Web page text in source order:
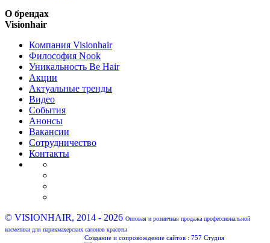
О брендах
Visionhair
Компания Visionhair
Философия Nook
Уникальность Be Hair
Акции
Актуальные тренды
Видео
События
Анонсы
Вакансии
Сотрудничество
Контакты
© VISIONHAIR, 2014 - 2026 Оптовая и розничная продажа профессиональной
косметики для парикмахерских салонов красоты
Создание и сопровождение сайтов : 757 Студия